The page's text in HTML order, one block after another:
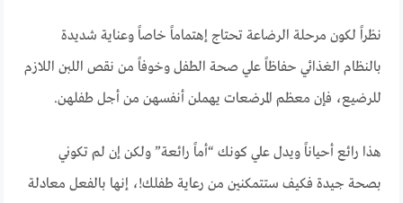
نظراً لكون مرحلة الرضاعة تحتاج إهتماماً خاصاً وعناية شديدة
بالنظام الغذائي حفاظاً علي صحة الطفل وخوفاً من نقص اللبن اللازم
للرضيع، فإن معظم المرضعات يهملن أنفسهن من أجل طفلهن.
هذا رائع أحياناً ويدل علي كونك “أماً رائعة” ولكن إن لم تكوني
بصحة جيدة فكيف ستتمكنين من رعاية طفلك!، إنها بالفعل معادلة